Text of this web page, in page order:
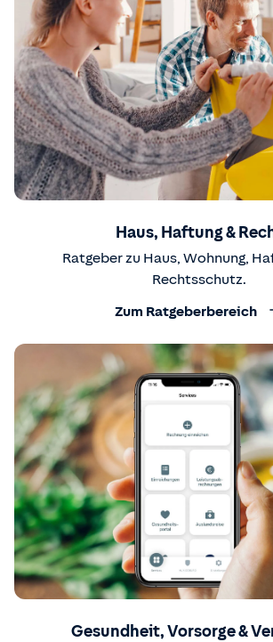
Haus, Haftung &
Ratgeber zu Haus, Wohnung,
Rechtsschutz.
Zum Ratgeberbereich
Gesundheit, Vorsorge &